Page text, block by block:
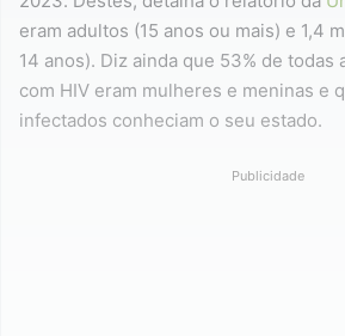
eram adultos (15 anos ou mais) e 1,4
14 anos). Diz ainda que 53% de todas
com HIV eram mulheres e meninas e
infectados conheciam o seu estado.
Publicidade